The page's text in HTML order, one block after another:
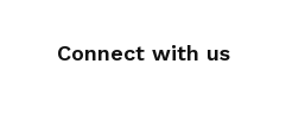
Connect with us